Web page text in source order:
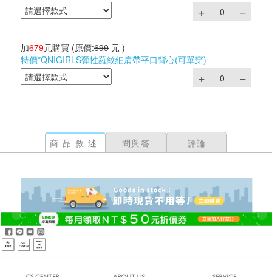
加679元購買 (原價:699 元 )
特價*QNIGIRLS彈性羅紋細肩帶平口背心(可單穿)
商品敘述 問與答 評論